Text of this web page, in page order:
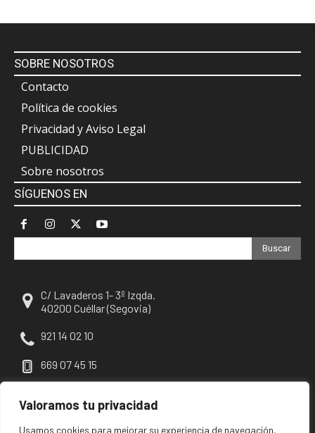
Valoramos tu privacidad
Usamos cookies para mejorar su experiencia de navegación,
SOBRE NOSOTROS
Contacto
Política de cookies
Privacidad y Aviso Legal
PUBLICIDAD
Sobre nosotros
SÍGUENOS EN
Buscar
C/ Lavaderos 1- 3º Izqda.
40200 Cuéllar (Segovia)
921 14 02 10
669 07 45 15